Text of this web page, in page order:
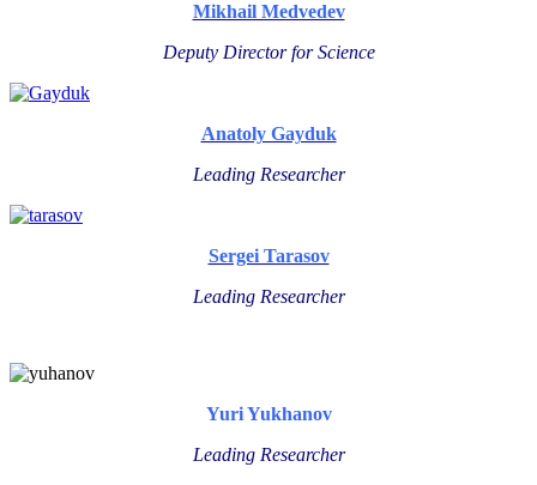
Mikhail Medvedev
Deputy Director for Science
Anatoly Gayduk
Leading Researcher
Sergei Tarasov
Leading Researcher
Yuri Yukhanov
Leading Researcher